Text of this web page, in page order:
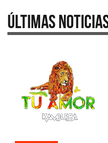
Últimas